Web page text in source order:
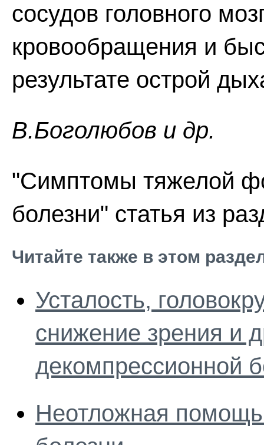
сосудов головного
кровообращения и
результате острой
В.Боголюбов и др.
"Симптомы тяжелой
болезни" статья из
Читайте также в этом
Усталость,
снижение зрения и
декомпрессионной
Неотложная